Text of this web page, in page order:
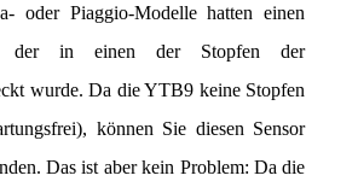
oder Piaggio-Modelle hatten einen
der in einen der Stopfen der
wurde. Da die YTB9 keine Stopfen
können Sie diesen Sensor
Das ist aber kein Problem: Da die